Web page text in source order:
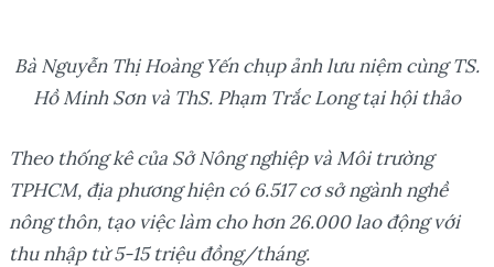
Bà Nguyễn Thị Hoàng Yến chụp ảnh lưu niệm cùng TS.
Hồ Minh Sơn và ThS. Phạm Trắc Long tại hội thảo
Theo thống kê của Sở Nông nghiệp và Môi trường
TPHCM, địa phương hiện có 6.517 cơ sở ngành nghề
nông thôn, tạo việc làm cho hơn 26.000 lao động với
thu nhập từ 5-15 triệu đồng/tháng.